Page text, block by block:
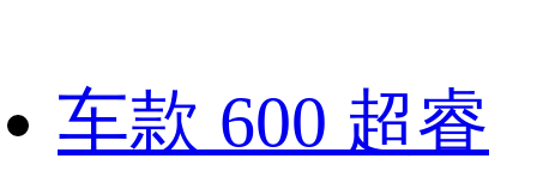
车款 600 超睿